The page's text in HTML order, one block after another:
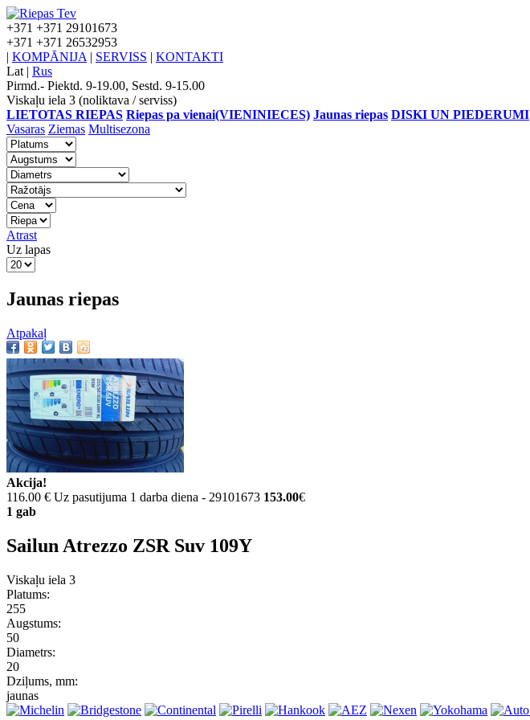
+371 +371 29101673
+371 +371 26532953
| KOMPĀNIJA | SERVISS | KONTAKTI
Lat | Rus
Pirmd.- Piektd. 9-19.00, Sestd. 9-15.00
Viskaļu iela 3 (noliktava / serviss)
LIETOTAS RIEPAS Riepas pa vienai(VIENINIECES) Jaunas riepas DISKI UN PIEDERUMI
Vasaras Ziemas Multisezona
Atrast
Uz lapas
Jaunas riepas
Atpakaļ
Akcija!
116.00 € Uz pasutijuma 1 darba diena - 29101673 153.00€
1 gab
Sailun Atrezzo ZSR Suv 109Y
Viskaļu iela 3
Platums:
255
Augstums:
50
Diametrs:
20
Dziļums, mm:
jaunas